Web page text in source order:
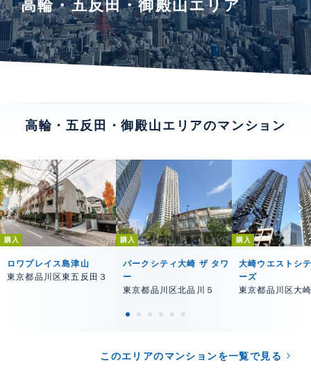
高輪・五反田・御殿山エリア
高輪・五反田・御殿山エリアのマンション
購入
ロワプレイス島津山
東京都品川区東五反田３
購入
パークシティ大崎 ザ タワ
ー
東京都品川区北品川５
購入
大崎ウエストシ
ーズ
東京都品川区大
このエリアのマンションを一覧で見る